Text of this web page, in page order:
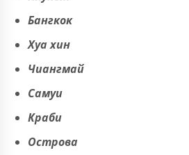
Бангкок
Хуа хин
Чиангмай
Самуи
Краби
Острова